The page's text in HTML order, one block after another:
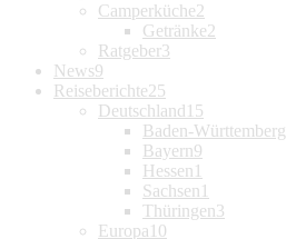
Camperküche2
Getränke2
Ratgeber3
News9
Reiseberichte25
Deutschland 15
Baden-Württemberg
Bayern9
Hessen 1
Sachsen 1
Thüringen3
Europa 10